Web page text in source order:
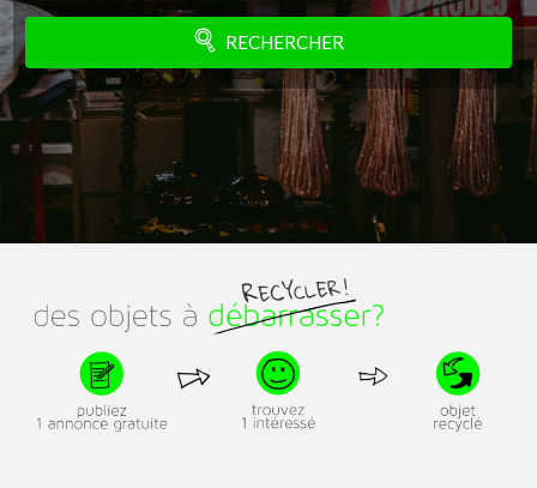
RECHERCHER